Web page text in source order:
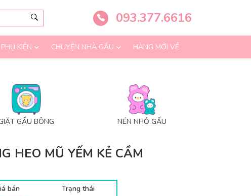
093.377.6616
KIỆN CHUYỆN NHÀ GẤU HÀNG MỚI VỀ
GẤU BÔNG NÉN NHỎ GẤU
HEO MŨ YẾM KẺ CẦM
bán
Trạng thái